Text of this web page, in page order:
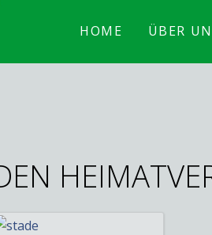
HOME ÜBER